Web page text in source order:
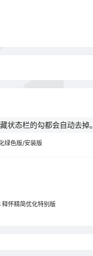
状态栏的勾都会自动去掉。
绿色版/安装版
怀精简优化特别版